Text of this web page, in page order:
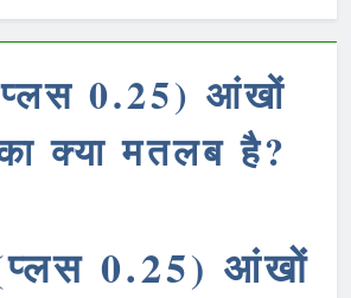
0.25) आंखों
क्या मतलब है?
0.25) आंखों